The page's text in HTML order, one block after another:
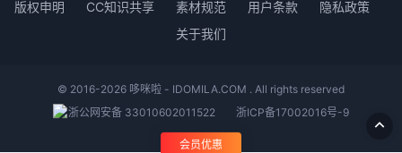
版权申明 CC知识共享 素材规范 用户条款
隐私政策
关于我们
© 2016-2026 哆咪啦 - IDOMILA.COM . All rights reserved
浙公网安备 33010602011522
浙ICP备17002016号-9
会员优惠